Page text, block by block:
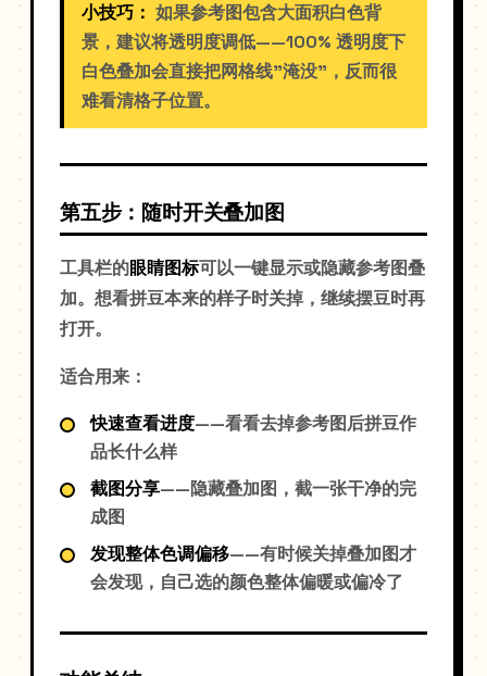
小技巧： 如果参考图包含大面积白色背
景，建议将透明度调低——100% 透明度下
白色叠加会直接把网格线"淹没"，反而很
难看清格子位置。
第五步：随时开关叠加图
工具栏的眼睛图标可以一键显示或隐藏参考图叠
加。想看拼豆本来的样子时关掉，继续摆豆时再
打开。
适合用来：
快速查看进度——看看去掉参考图后拼豆作
品长什么样
截图分享——隐藏叠加图，截一张干净的完
成图
发现整体色调偏移——有时候关掉叠加图才
会发现，自己选的颜色整体偏暖或偏冷了